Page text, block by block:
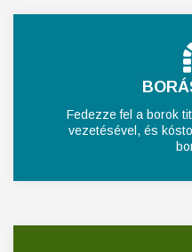
Fedezze fel a borok
vezetésével, és